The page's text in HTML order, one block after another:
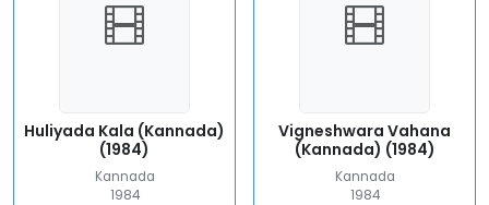
Huliyada Kala (Kannada)
(1984)
Kannada
1984
Vigneshwara Vahana
(Kannada) (1984)
Kannada
1984